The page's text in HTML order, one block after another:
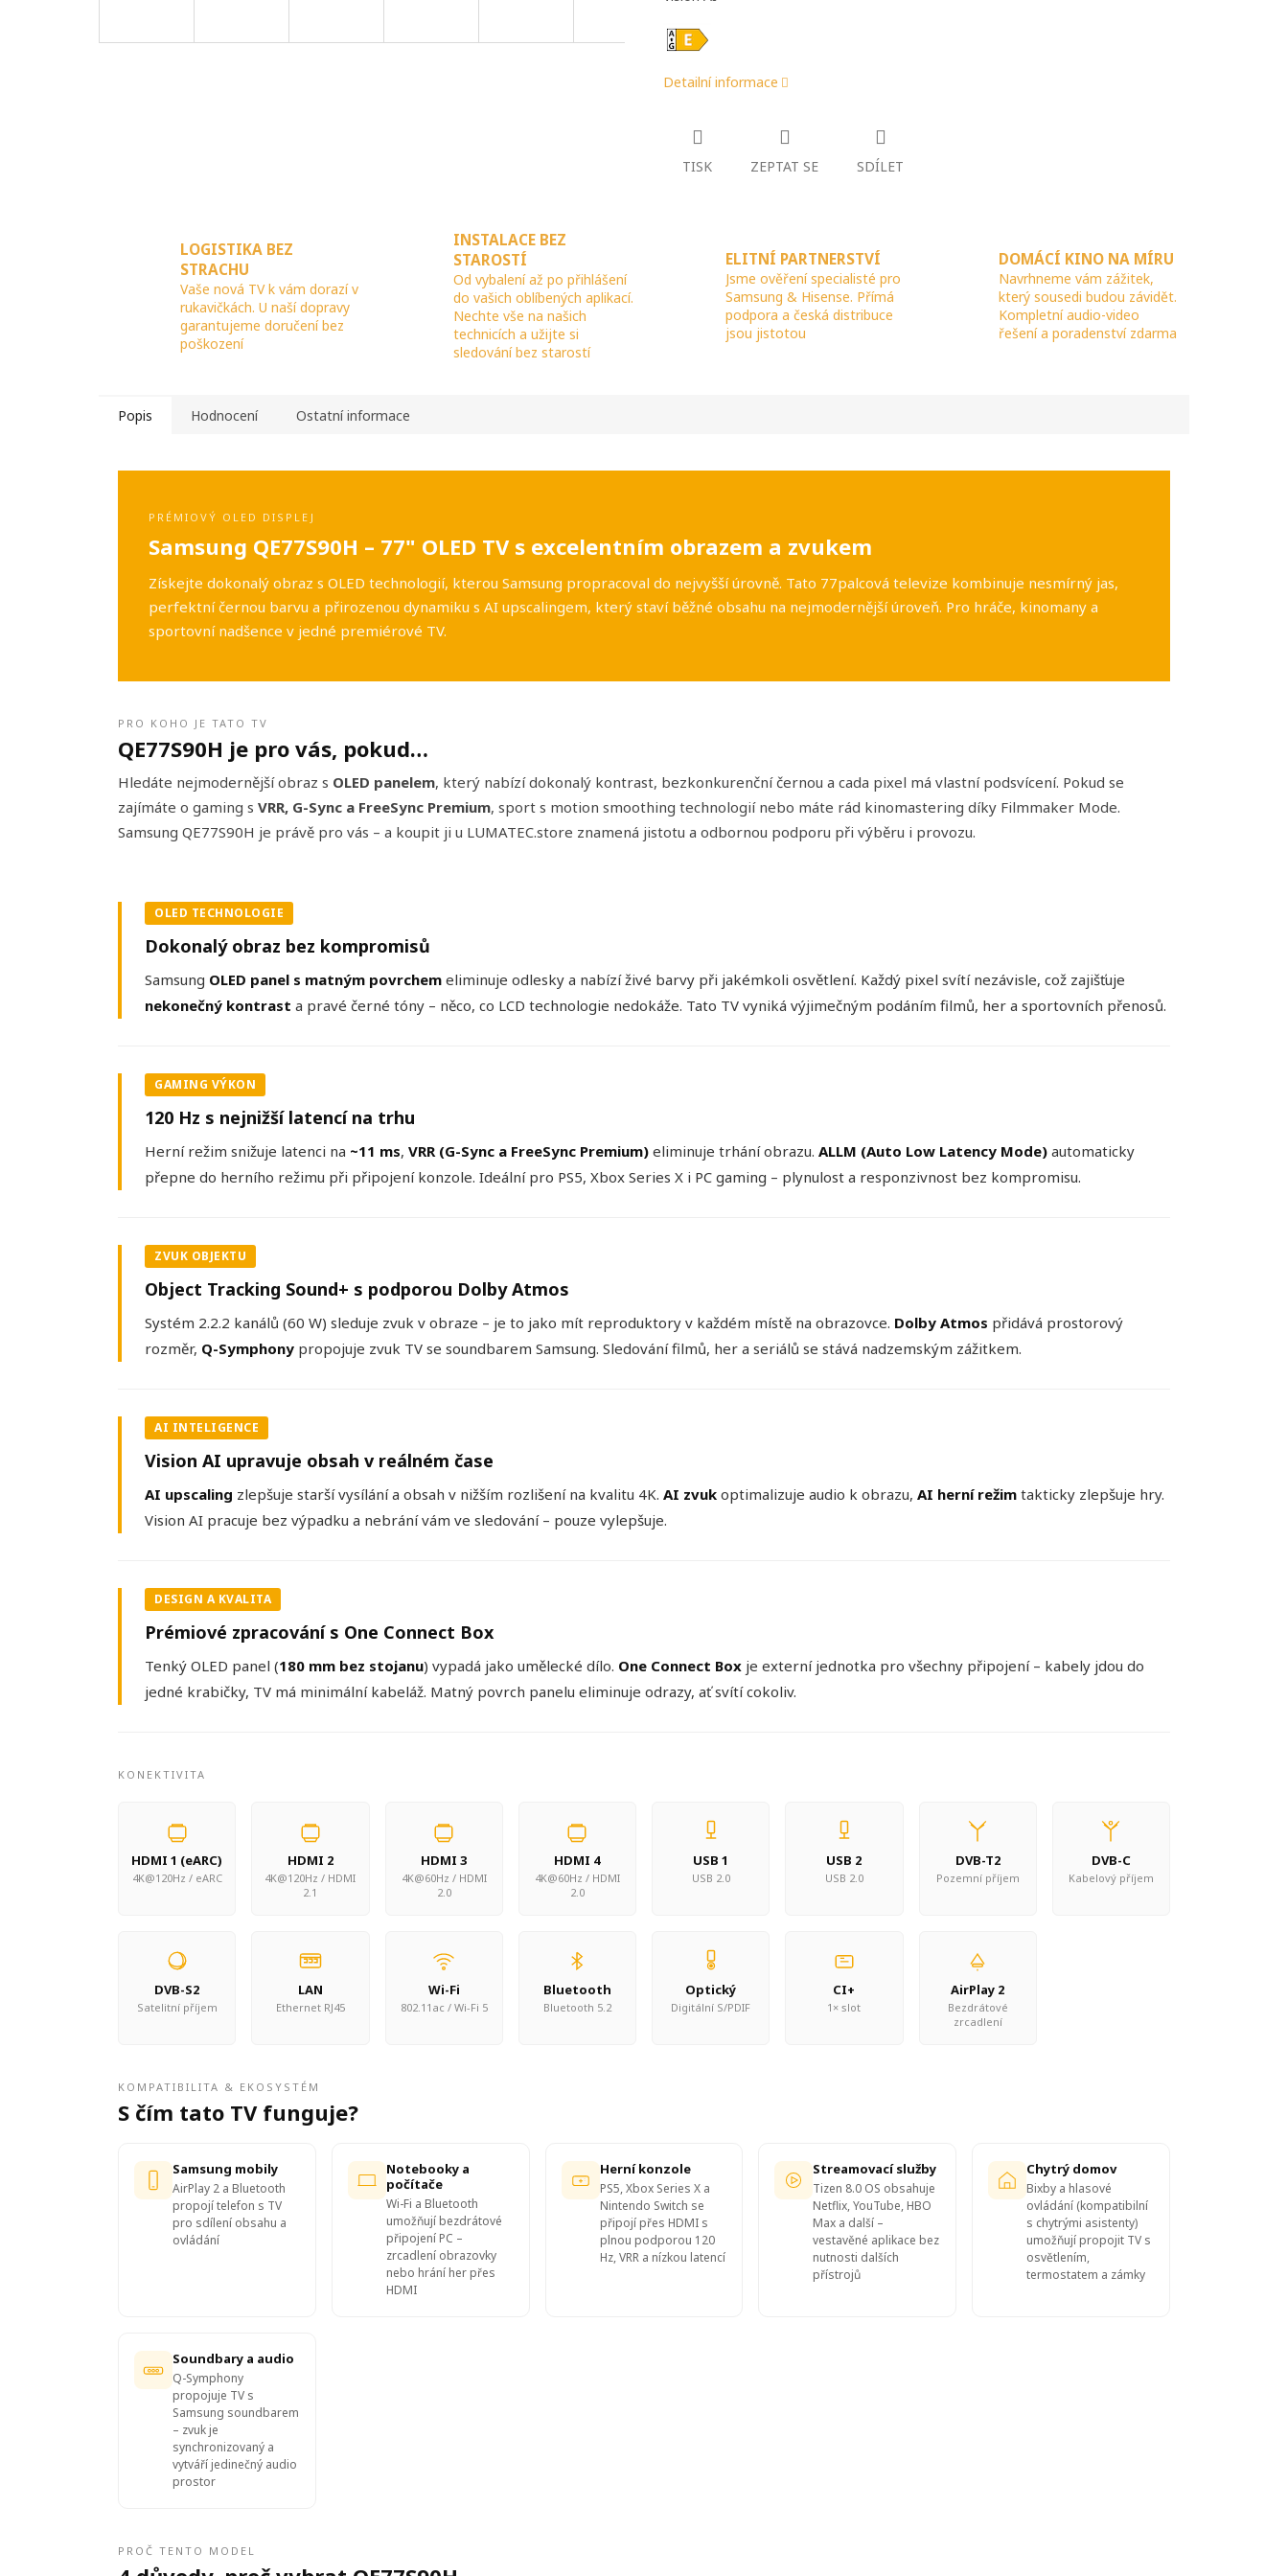
R
Detailní informace
TISK ZEPTAT SE SDÍLET
LOGISTIKA BEZ
STRACHU
Vaše nová TV k vám dorazí v
rukavičkách. U naší dopravy
garantujeme doručení bez
poškození
INSTALACE BEZ
STAROSTÍ
Od vybalení až po přihlášení
do vašich oblíbených aplikací.
Nechte vše na našich
technicích a užijte si
sledování bez starostí
ELITNÍ PARTNERSTVÍ
Jsme ověření specialisté pro
Samsung & Hisense. Přímá
podpora a česká distribuce
jsou jistotou
DOMÁCÍ KINO NA MÍRU
Navrhneme vám zážitek,
který sousedi budou závidět.
Kompletní audio-video
řešení a poradenství zdarma
Popis Hodnocení Ostatní informace
PRÉMIOVÝ OLED DISPLEJ
Samsung QE77S90H – 77" OLED TV s excelentním obrazem a zvukem
Získejte dokonalý obraz s OLED technologií, kterou Samsung propracoval do nejvyšší úrovně. Tato 77palcová televize kombinuje nesmírný jas,
perfektní černou barvu a přirozenou dynamiku s AI upscalingem, který staví běžné obsahu na nejmodernější úroveň. Pro hráče, kinomany a
sportovní nadšence v jedné premiérové TV.
PRO KOHO JE TATO TV
QE77S90H je pro vás, pokud…
Hledáte nejmodernější obraz s OLED panelem, který nabízí dokonalý kontrast, bezkonkurenční černou a cada pixel má vlastní podsvícení. Pokud se
zajímáte o gaming s VRR, G-Sync a FreeSync Premium, sport s motion smoothing technologií nebo máte rád kinomastering díky Filmmaker Mode.
Samsung QE77S90H je právě pro vás – a koupit ji u LUMATEC.store znamená jistotu a odbornou podporu při výběru i provozu.
OLED TECHNOLOGIE
Dokonalý obraz bez kompromisů
Samsung OLED panel s matným povrchem eliminuje odlesky a nabízí živé barvy při jakémkoli osvětlení. Každý pixel svítí nezávisle, což zajišťuje
nekonečný kontrast a pravé černé tóny – něco, co LCD technologie nedokáže. Tato TV vyniká výjimečným podáním filmů, her a sportovních přenosů.
GAMING VÝKON
120 Hz s nejnižší latencí na trhu
Herní režim snižuje latenci na ~11 ms, VRR (G-Sync a FreeSync Premium) eliminuje trhání obrazu. ALLM (Auto Low Latency Mode) automaticky
přepne do herního režimu při připojení konzole. Ideální pro PS5, Xbox Series X i PC gaming – plynulost a responzivnost bez kompromisu.
ZVUK OBJEKTU
Object Tracking Sound+ s podporou Dolby Atmos
Systém 2.2.2 kanálů (60 W) sleduje zvuk v obraze – je to jako mít reproduktory v každém místě na obrazovce. Dolby Atmos přidává prostorový
rozměr, Q-Symphony propojuje zvuk TV se soundbarem Samsung. Sledování filmů, her a seriálů se stává nadzemským zážitkem.
AI INTELIGENCE
Vision AI upravuje obsah v reálném čase
AI upscaling zlepšuje starší vysílání a obsah v nižším rozlišení na kvalitu 4K. AI zvuk optimalizuje audio k obrazu, AI herní režim takticky zlepšuje hry.
Vision AI pracuje bez výpadku a nebrání vám ve sledování – pouze vylepšuje.
DESIGN A KVALITA
Prémiové zpracování s One Connect Box
Tenký OLED panel (180 mm bez stojanu) vypadá jako umělecké dílo. One Connect Box je externí jednotka pro všechny připojení – kabely jdou do
jedné krabičky, TV má minimální kabeláž. Matný povrch panelu eliminuje odrazy, ať svítí cokoliv.
KONEKTIVITA
HDMI 1 (eARC)
4K@120Hz / eARC
HDMI 2
4K@120Hz / HDMI
2.1
HDMI 3
4K@60Hz / HDMI
2.0
HDMI 4
4K@60Hz / HDMI
2.0
USB 1
USB 2.0
USB 2
USB 2.0
DVB-T2
Pozemní příjem
DVB-C
Kabelový příjem
DVB-S2
Satelitní příjem
LAN
Ethernet RJ45
Wi-Fi
802.11ac / Wi-Fi 5
Bluetooth
Bluetooth 5.2
Optický
Digitální S/PDIF
CI+
1× slot
AirPlay 2
Bezdrátové
zrcadlení
KOMPATIBILITA & EKOSYSTÉM
S čím tato TV funguje?
Samsung mobily
AirPlay 2 a Bluetooth
propojí telefon s TV
pro sdílení obsahu a
ovládání
Notebooky a
počítače
Wi-Fi a Bluetooth
umožňují bezdrátové
připojení PC –
zrcadlení obrazovky
nebo hrání her přes
HDMI
Herní konzole
PS5, Xbox Series X a
Nintendo Switch se
připojí přes HDMI s
plnou podporou 120
Hz, VRR a nízkou latencí
Streamovací služby
Tizen 8.0 OS obsahuje
Netflix, YouTube, HBO
Max a další –
vestavěné aplikace bez
nutnosti dalších
přístrojů
Chytrý domov
Bixby a hlasové
ovládání (kompatibilní
s chytrými asistenty)
umožňují propojit TV s
osvětlením,
termostatem a zámky
Soundbary a audio
Q-Symphony
propojuje TV s
Samsung soundbarem
– zvuk je
synchronizovaný a
vytváří jedinečný audio
prostor
PROČ TENTO MODEL